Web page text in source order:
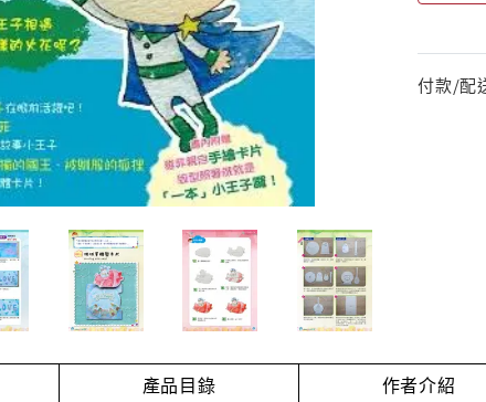
付款/配
產品目錄 作者介紹